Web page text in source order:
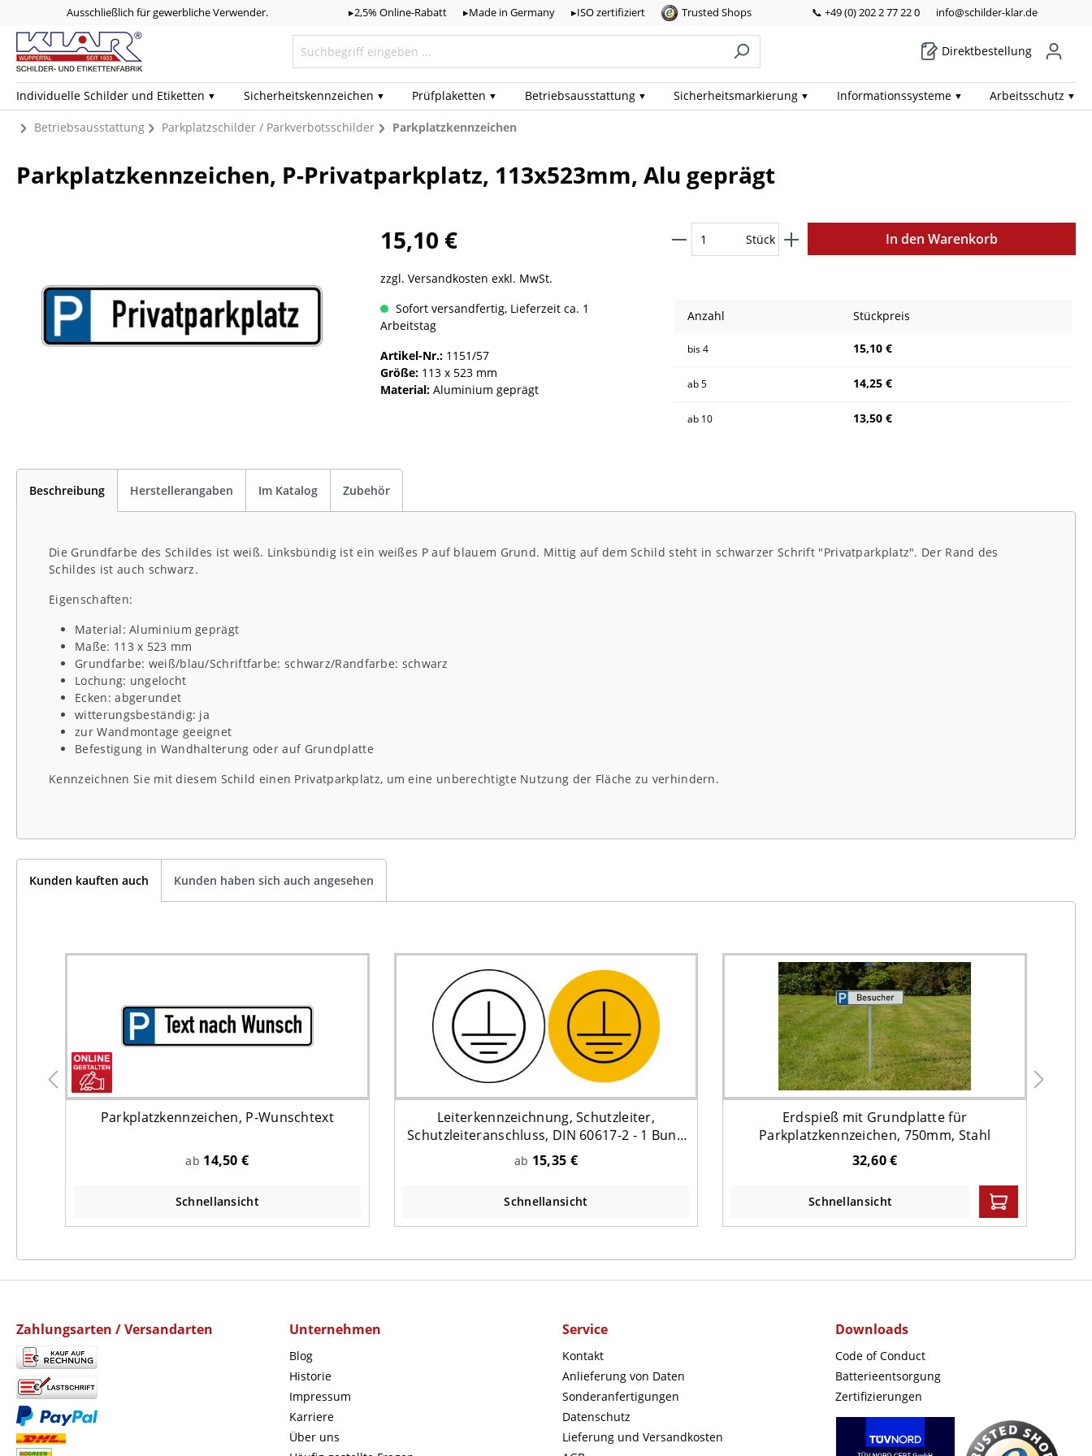
Ausschließlich für gewerbliche Verwender. ▸2,5% Online-Rabatt ▸Made in Germany ▸ISO zertifiziert Trusted Shops 📞 +49 (0) 202 2 77 22 0 info@schilder-klar.de
Direktbestellung
Individuelle Schilder und Etiketten Sicherheits­kennzeichen Prüf­plaketten Betriebs­ausstattung Sicherheits­markierung Informations­systeme Arbeits­schutz
Betriebsausstattung Parkplatzschilder / Parkverbotsschilder Parkplatzkennzeichen
Parkplatzkennzeichen, P-Privatparkplatz, 113x523mm, Alu geprägt
15,10 €
zzgl. Versandkosten exkl. MwSt.
Stück In den Warenkorb
Sofort versandfertig, Lieferzeit ca. 1
Arbeitstag
Artikel-Nr.: 1151/57
Größe: 113 x 523 mm
Material: Aluminium geprägt
Anzahl Stückpreis
bis4 15,10 €
ab5 14,25 €
ab 10 13,50 €
Beschreibung Herstellerangaben Im Katalog Zubehör
Die Grundfarbe des Schildes ist weiß. Linksbündig ist ein weißes P auf blauem Grund. Mittig auf dem Schild steht in schwarzer Schrift "Privatparkplatz". Der Rand des
Schildes ist auch schwarz.
Eigenschaften:
Material: Aluminium geprägt
Maße: 113 x 523 mm
Grundfarbe: weiß/blau/Schriftfarbe: schwarz/Randfarbe: schwarz
Lochung: ungelocht
Ecken: abgerundet
witterungsbeständig: ja
zur Wandmontage geeignet
Befestigung in Wandhalterung oder auf Grundplatte
Kennzeichnen Sie mit diesem Schild einen Privatparkplatz, um eine unberechtigte Nutzung der Fläche zu verhindern.
Kunden kauften auch Kunden haben sich auch angesehen
Parkplatzkennzeichen, P-Wunschtext
ab 14,50 €
Schnellansicht
Leiterkennzeichnung, Schutzleiter,
Schutzleiteranschluss, DIN 60617-2 - 1 Bund
= 100 Stk.
ab 15,35 €
Schnellansicht
Erdspieß mit Grundplatte für
Parkplatzkennzeichen, 750mm, Stahl
32,60 €
Schnellansicht
Zahlungsarten / Versandarten Unternehmen
Blog
Historie
Impressum
Karriere
Über uns
Service
Kontakt
Anlieferung von Daten
Sonderanfertigungen
Datenschutz
Lieferung und Versandkosten
Downloads
Code of Conduct
Batterieentsorgung
Zertifizierungen